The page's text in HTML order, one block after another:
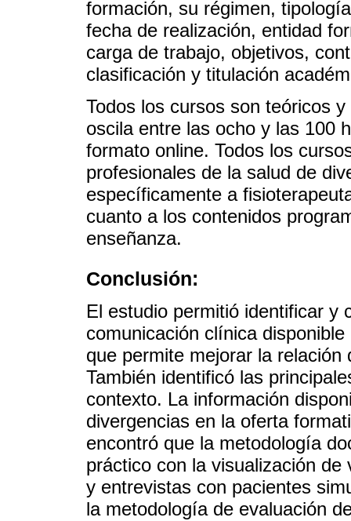
formación, su régimen,
fecha de realización, entidad
carga de trabajo, objetivos,
clasificación y titulación
Todos los cursos son teóricos
oscila entre las ocho y las 100
formato online. Todos los
profesionales de la salud de
específicamente a
cuanto a los contenidos
enseñanza.
Conclusión:
El estudio permitió identificar y
comunicación clínica
que permite mejorar la
También identificó las
contexto. La información
divergencias en la oferta
encontró que la metodología
práctico con la visualización
y entrevistas con pacientes
la metodología de evaluación